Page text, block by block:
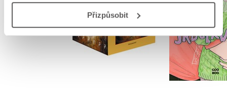
Přizpůsobit
Do košíku
Do
439 Kč